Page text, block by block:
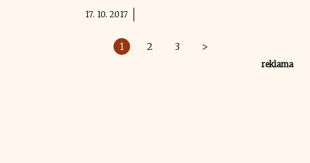
17. 10. 2017
1 2 3 >
reklama